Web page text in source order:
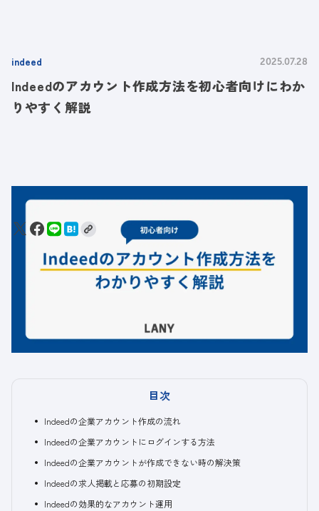
indeed 2025.07.28
Indeedのアカウント作成方法を初心者向けにわか
りやすく解説
目次
Indeedの企業アカウント作成の流れ
Indeedの企業アカウントにログインする方法
Indeedの企業アカウントが作成できない時の解決策
Indeedの求人掲載と応募の初期設定
Indeedの効果的なアカウント運用